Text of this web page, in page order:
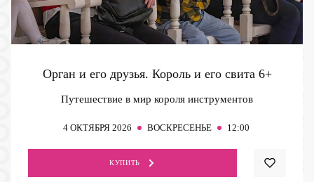
Орган и его друзья. Король и его свита 6+
Путешествие в мир короля инструментов
4 ОКТЯБРЯ 2026 ВОСКРЕСЕНЬЕ 12:00
КУПИТЬ